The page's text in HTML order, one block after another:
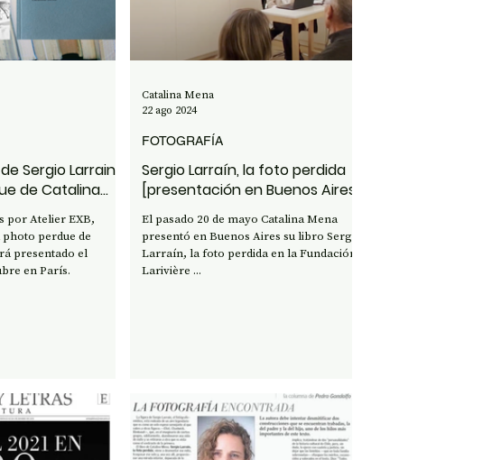
Sergio Larrain,
de Catalina
por Atelier EXB,
perdue de
presentado el
en París.
Sergio Larraín, la foto perdida
[presentación en Buenos Aires]
El pasado 20 de mayo Catalina Mena
presentó en Buenos Aires su libro Sergio
Larraín, la foto perdida en la Fundación
Larivière ...
FOTOGRAFÍA
Catalina Mena
22 ago 2024